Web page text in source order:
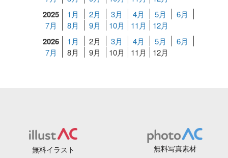
2025 1月 2月 3月 4月 5月
6月
7月
8月 9月 10月 11月 12月
2026 1月 2月 3月 4月 5月
6月
7月
8月 9月 10月 11月 12月
無料イラスト 無料写真素材